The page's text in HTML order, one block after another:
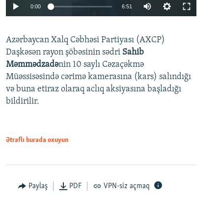
Auto 240p 360p
720p 1080p
0:00 6:51
360p
720p
1080p
Azərbaycan Xalq Cəbhəsi Partiyası (AXCP)
Daşkəsən rayon şöbəsinin sədri Sahib
Məmmədzadənin 10 saylı Cəzaçəkmə
Müəssisəsində cərimə kamerasına (kars) salındığı
və buna etiraz olaraq aclıq aksiyasına başladığı
bildirilir.
Ətraflı burada oxuyun
Paylaş PDF VPN-siz açmaq